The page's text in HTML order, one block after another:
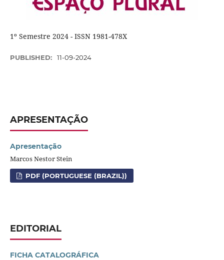
1º Semestre 2024 - ISSN 1981-478X
PUBLISHED: 11-09-2024
APRESENTAÇÃO
Apresentação
Marcos Nestor Stein
PDF (PORTUGUESE (BRAZIL))
EDITORIAL
FICHA CATALOGRÁFICA